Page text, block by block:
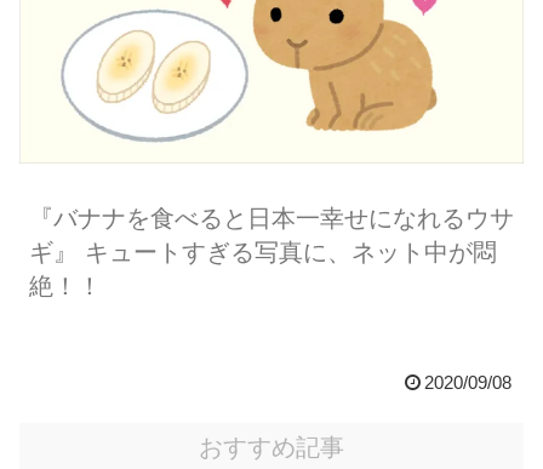
『バナナを食べると日本一幸せになれるウサ
ギ』 キュートすぎる写真に、ネット中が悶
絶！！
2020/09/08
おすすめ記事